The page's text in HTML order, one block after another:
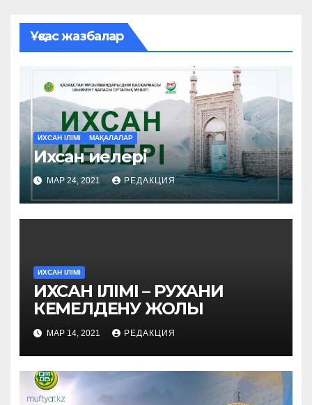
Ұқсас жазбалар
ИХСАН ІЛІМІ МАҚАЛАЛАР
Ихсан иелері
МАР 24, 2021 РЕДАКЦИЯ
ИХСАН ІЛІМІ
ИХСАН ІЛІМІ – РУХАНИ
КЕМЕЛДЕНУ ЖОЛЫ
МАР 14, 2021 РЕДАКЦИЯ